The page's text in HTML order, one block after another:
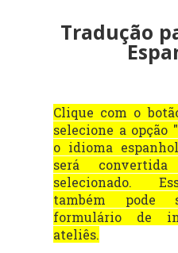
Tradução
Clique com o
selecione a opção
o idioma
será
selecionado.
também pode
formulário de
ateliês.